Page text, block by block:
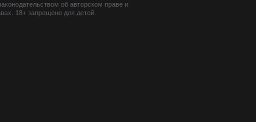
об авторском праве и
18+ запрещено для детей.